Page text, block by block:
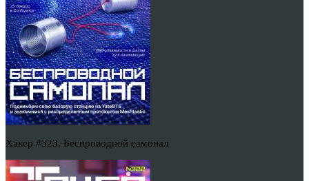
Хакер #323. Беспроводной самопал